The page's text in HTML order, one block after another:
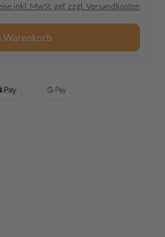
inkl. MwSt. ggf. zzgl. Versandkosten
Warenkorb